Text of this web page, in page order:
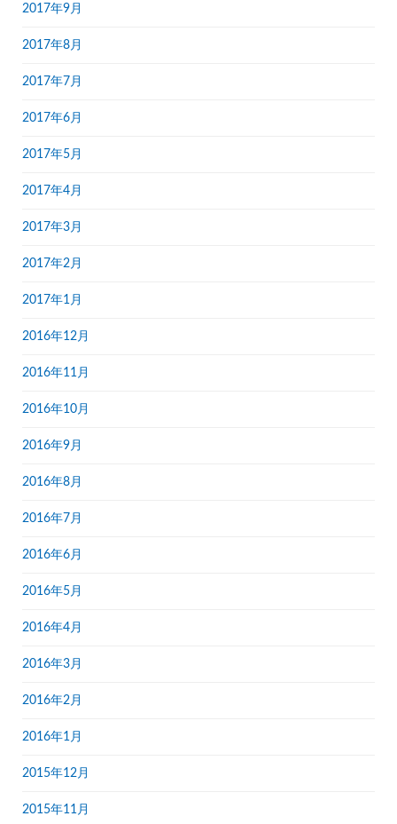
2017年9月
2017年8月
2017年7月
2017年6月
2017年5月
2017年4月
2017年3月
2017年2月
2017年1月
2016年12月
2016年11月
2016年10月
2016年9月
2016年8月
2016年7月
2016年6月
2016年5月
2016年4月
2016年3月
2016年2月
2016年1月
2015年12月
2015年11月